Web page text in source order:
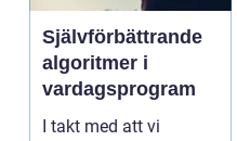
Självförbättrande
algoritmer i
vardagsprogram
I takt med att vi